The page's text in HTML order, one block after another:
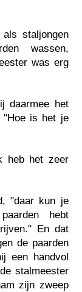
staljongen
wassen,
was erg
daarmee het
"Hoe is het je
heb het zeer
"daar kun je
hebt
En dat
de paarden
een handvol
stalmeester
zijn zweep